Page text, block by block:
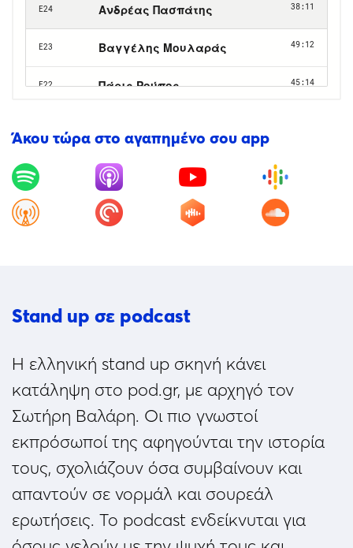
Άκου τώρα στο αγαπημένο σου app
Stand up σε podcast
Η ελληνική stand up σκηνή κάνει
κατάληψη στο pod.gr, με αρχηγό τον
Σωτήρη Βαλάρη. Οι πιο γνωστοί
εκπρόσωποί της αφηγούνται την ιστορία
τους, σχολιάζουν όσα συμβαίνουν και
απαντούν σε νορμάλ και σουρεάλ
ερωτήσεις. Το podcast ενδείκνυται για